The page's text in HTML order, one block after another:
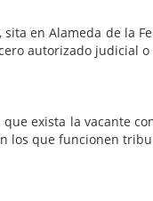
en Alameda de la
autorizado judicial
exista la vacante
los que funcionen